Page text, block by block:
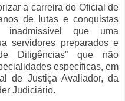
a carreira do Oficial de
de lutas e conquistas
que uma
servidores preparados e
Diligências” que não
específicas, em
de Justiça Avaliador, da
Judiciário.